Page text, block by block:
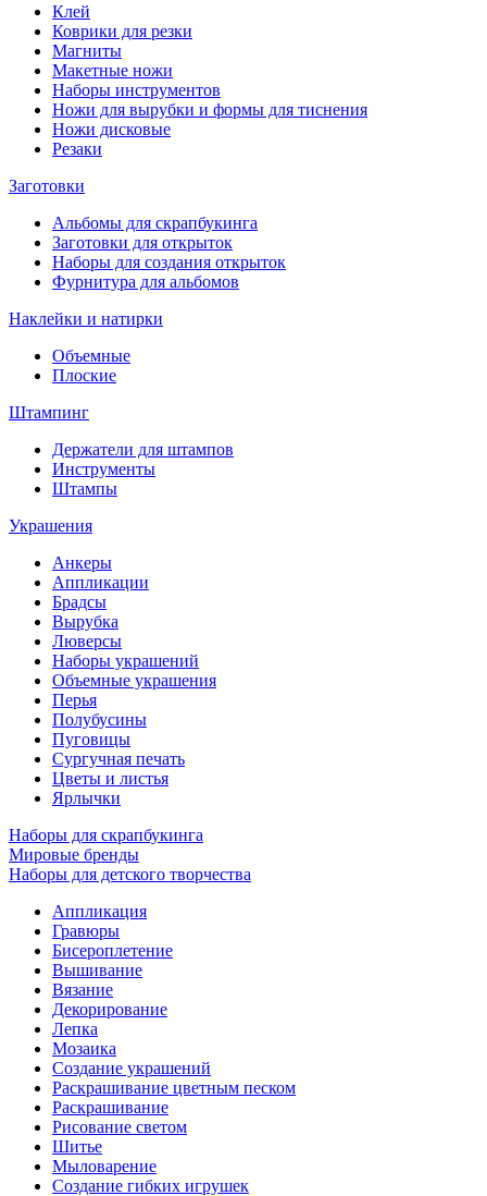
Клей
Коврики для резки
Магниты
Макетные ножи
Наборы инструментов
Ножи для вырубки и формы для тиснения
Ножи дисковые
Резаки
Заготовки
Альбомы для скрапбукинга
Заготовки для открыток
Наборы для создания открыток
Фурнитура для альбомов
Наклейки и натирки
Объемные
Плоские
Штампинг
Держатели для штампов
Инструменты
Штампы
Украшения
Анкеры
Аппликации
Брадсы
Вырубка
Люверсы
Наборы украшений
Объемные украшения
Перья
Полубусины
Пуговицы
Сургучная печать
Цветы и листья
Ярлычки
Наборы для скрапбукинга
Мировые бренды
Наборы для детского творчества
Аппликация
Гравюры
Бисероплетение
Вышивание
Вязание
Декорирование
Лепка
Мозаика
Создание украшений
Раскрашивание цветным песком
Раскрашивание
Рисование светом
Шитье
Мыловарение
Создание гибких игрушек